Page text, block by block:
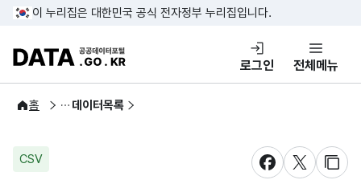
콘텐츠 바로가기
푸터 바로가기
이 누리집은 대한민국 공식 전자정부 누리집입니다.
DATA.GO.KR 공공데이터포털
로그인 전체메뉴
홈
공공데이터 데이터목록
CSV
새창 열림새창 열림
새창